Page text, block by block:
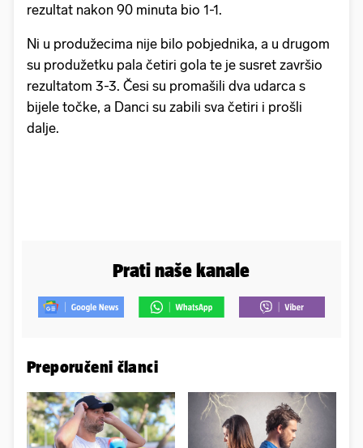
rezultat nakon 90 minuta bio 1-1.
Ni u produžecima nije bilo pobjednika, a u drugom
su produžetku pala četiri gola te je susret završio
rezultatom 3-3. Česi su promašili dva udarca s
bijele točke, a Danci su zabili sva četiri i prošli
dalje.
Prati naše kanale
Preporučeni članci